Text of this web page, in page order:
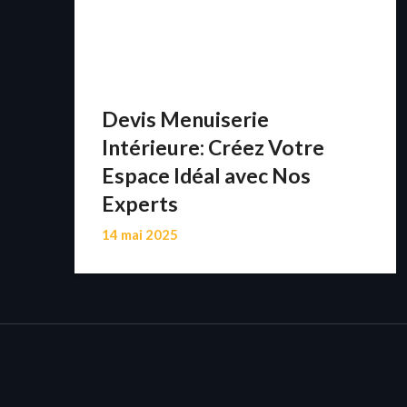
Devis Menuiserie
Intérieure: Créez Votre
Espace Idéal avec Nos
Experts
14 mai 2025